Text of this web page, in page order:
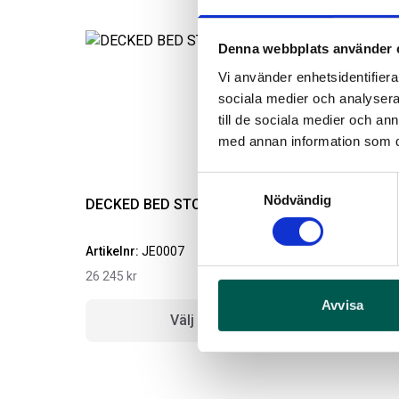
Denna webbplats använder
Vi använder
sociala medier och
till de sociala medier och
med annan information som
Nödvändig
Avvisa
DECKED BED STORAGE 5,3
Artikelnr: JE0007
26 245 kr
Välj alternativ